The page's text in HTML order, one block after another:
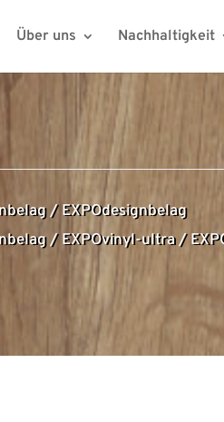
Über uns Nachhaltigkeit
/EXPOdesignbelag
/EXPOvinyl-ultra/